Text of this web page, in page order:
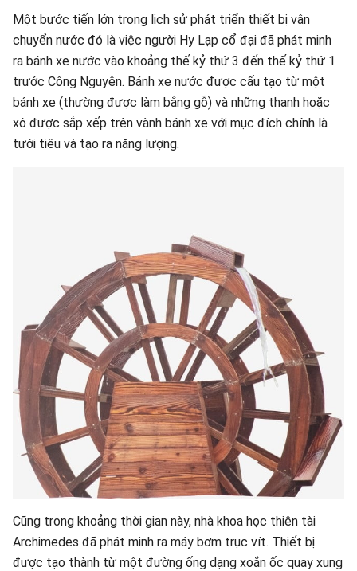
Một bước tiến lớn trong lịch sử phát triển thiết bị vận
chuyển nước đó là việc người Hy Lạp cổ đại đã phát minh
ra bánh xe nước vào khoảng thế kỷ thứ 3 đến thế kỷ thứ 1
trước Công Nguyên. Bánh xe nước được cấu tạo từ một
bánh xe (thường được làm bằng gỗ) và những thanh hoặc
xô được sắp xếp trên vành bánh xe với mục đích chính là
tưới tiêu và tạo ra năng lượng.
Cũng trong khoảng thời gian này, nhà khoa học thiên tài
Archimedes đã phát minh ra máy bơm trục vít. Thiết bị
được tạo thành từ một đường ống dạng xoắn ốc quay xung